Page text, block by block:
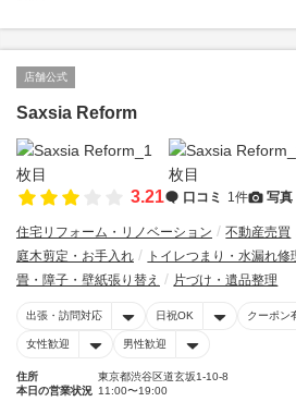
店舗公式
Saxsia Reform
3.21 口コミ 1件 写真
住宅リフォーム・リノベーション 不動産売買
庭木剪定・お手入れ
トイレつまり・水漏れ修
畳・障子・壁紙張り替え
片づけ・遺品整理
出張・訪問対応 日祝OK クーポン
女性歓迎 男性歓迎
住所
東京都渋谷区道玄坂1-10-8
本日の営業状況 11:00〜19:00